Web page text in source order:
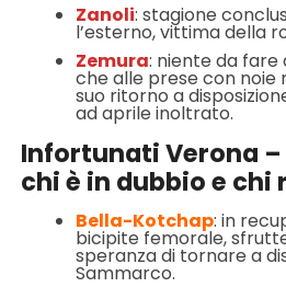
Zanoli: stagione
l’esterno, vittima della
Zemura: niente da fare
che alle prese con noie
suo ritorno a
ad aprile inoltrato.
Infortunati Verona
chi è in dubbio e chi
Bella-Kotchap: in
bicipite femorale,
speranza di tornare a
Sammarco.